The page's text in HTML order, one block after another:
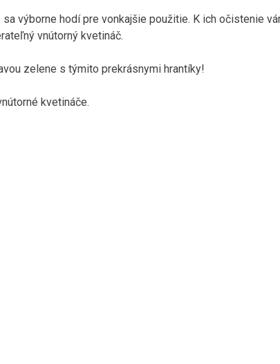
sa výborne hodí pre vonkajšie použitie. K ich očistenie
vnútorný kvetináč.
zelene s týmito prekrásnymi hrantíky!
kvetináče.